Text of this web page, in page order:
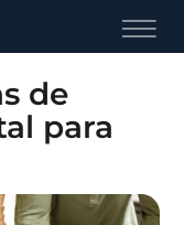
de
para